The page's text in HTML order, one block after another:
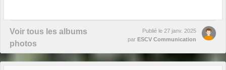
Voir tous les albums
photos
Publié le 27 janv. 2025
par ESCV Communication